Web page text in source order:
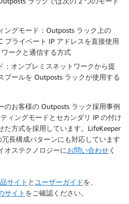
ングモード：Outposts ラック上の
プライベート IP アドレスを直接使用
ークと通信する方式
：オンプレミスネットワークから提
プールを Outposts ラックが使用する
のお客様の Outposts ラック採用事例
ィングモードとセカンダリ IP の付け
た方式を採用しています。LifeKeeper
長構成パターンにも対応しています
オステクノロジーにお問い合わせく
サイト とユーザーガイドを、
サイト をご確認ください。